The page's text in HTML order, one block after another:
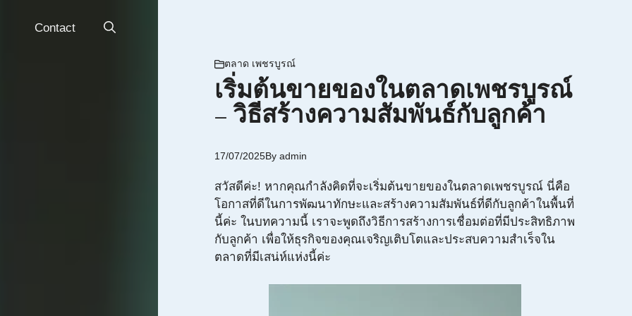
Contact
ตลาด เพชรบูรณ์
เริ่มต้นขายของในตลาดเพชรบูรณ์
– วิธีสร้างความสัมพันธ์กับลูกค้า
17/07/2025By admin
สวัสดีค่ะ! หากคุณกำลังคิดที่จะเริ่มต้นขายของในตลาดเพชรบูรณ์ นี่คือ
โอกาสที่ดีในการพัฒนาทักษะและสร้างความสัมพันธ์ที่ดีกับลูกค้าในพื้นที่
นี้ค่ะ ในบทความนี้ เราจะพูดถึงวิธีการสร้างการเชื่อมต่อที่มีประสิทธิภาพ
กับลูกค้า เพื่อให้ธุรกิจของคุณเจริญเติบโตและประสบความสำเร็จใน
ตลาดที่มีเสน่ห์แห่งนี้ค่ะ